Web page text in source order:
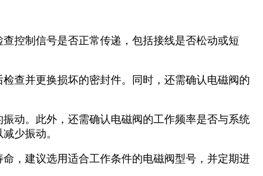
控制信号是否正常传递，包括接线是否松动或短
查并更换损坏的密封件。同时，还需确认电磁阀的
动。此外，还需确认电磁阀的工作频率是否与系统
少振动。
，建议选用适合工作条件的电磁阀型号，并定期进